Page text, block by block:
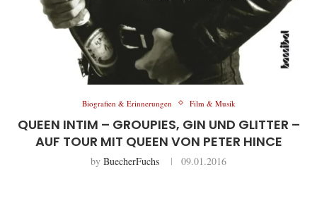
Biografien & Erinnerungen Film & Musik
QUEEN INTIM – GROUPIES, GIN UND GLITTER –
AUF TOUR MIT QUEEN VON PETER HINCE
by BuecherFuchs 09.01.2016